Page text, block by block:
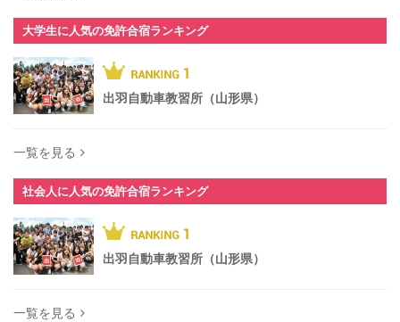
大学生に人気の免許合宿ランキング
一覧を見る
出羽自動車教習所（山形県）
社会人に人気の免許合宿ランキング
一覧を見る
出羽自動車教習所（山形県）